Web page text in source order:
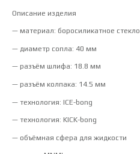
Описание изделия
— материал: боросиликатное стекло
— диаметр сопла: 40 мм
— разъём шлифа: 18.8 мм
— разъём колпака: 14.5 мм
— технология: ICE-bong
— технология: KICK-bong
— объёмная сфера для жидкости